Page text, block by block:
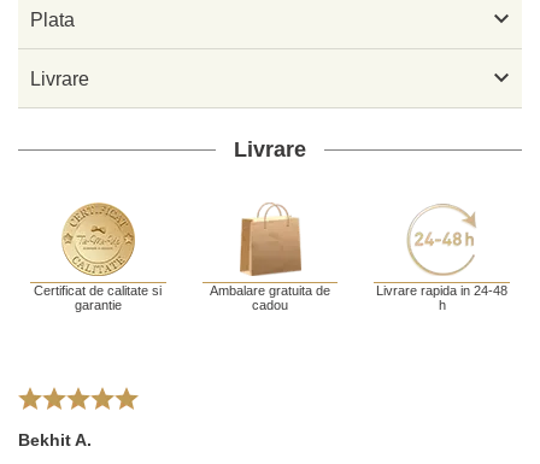
Plata 
Livrare 
Livrare
Certificat de calitate si
garantie
Ambalare gratuita de
cadou
Livrare rapida in 24-48
h
Bekhit A.